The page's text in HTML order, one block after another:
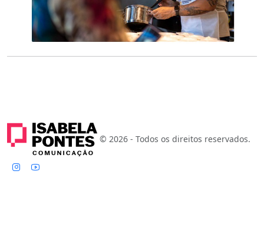
© 2026 - Todos os direitos reservados.